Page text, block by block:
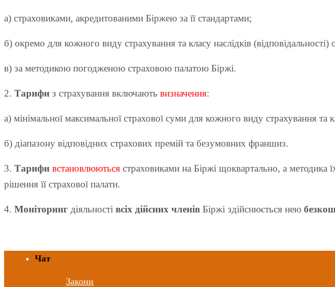
а) страховиками, акредитованими Біржею за її стандартами;
б) окремо для кожного виду страхування та класу наслідків (відповідальності)
в) за методикою погодженою страховою палатою Біржі.
2. Тарифи з страхування включають визначення:
а) мінімальної максимальної страхової суми для кожного виду страхування та
б) діапазону відповідних страхових премій та безумовних франшиз.
3. Тарифи встановлюються страховиками на Біржі щоквартально, а методика
рішення її страхової палати.
4. Моніторинг діяльності всіх дійсних членів Біржі здійснюється нею
Чат
Закони